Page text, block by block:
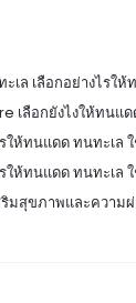
ล เลือกอย่างไรให้
ลือกยังไงให้ทนแด
ให้ทนแดด ทนทะเล
ให้ทนแดด ทนทะเล
มสุขภาพและความ